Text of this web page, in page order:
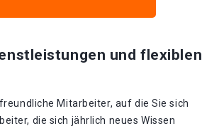
und flexiblen
Mitarbeiter, auf die Sie sich
die sich jährlich neues Wissen